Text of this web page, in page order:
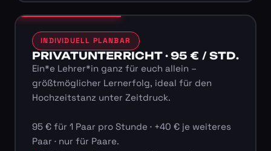
INDIVIDUELL PLANBAR
PRIVATUNTERRICHT · 95 € / STD.
Ein*e Lehrer*in ganz für euch allein –
größtmöglicher Lernerfolg, ideal für den
Hochzeitstanz unter Zeitdruck.
95 € für 1 Paar pro Stunde · +40 € je weiteres
Paar · nur für Paare.